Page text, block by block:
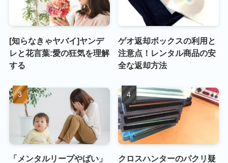
[知らなきゃヤバイ]ヤンデ
レと花言葉:愛の狂気を理解
する
ゲオ返却ボックスの利用と
注意点！レンタル商品の安
全な返却方法
「メンタルリープやばい」
クロスハンターのパクリ疑